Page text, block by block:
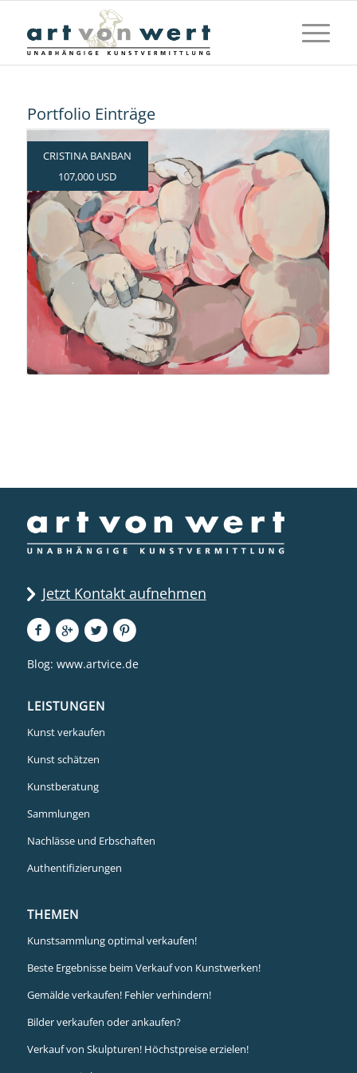
Portfolio Einträge
CRISTINA BANBAN
107,000 USD
Jetzt Kontakt aufnehmen
Blog: www.artvice.de
LEISTUNGEN
Kunst verkaufen
Kunst schätzen
Kunstberatung
Sammlungen
Nachlässe und Erbschaften
Authentifizierungen
THEMEN
Kunstsammlung optimal verkaufen!
Beste Ergebnisse beim Verkauf von Kunstwerken!
Gemälde verkaufen! Fehler verhindern!
Bilder verkaufen oder ankaufen?
Verkauf von Skulpturen! Höchstpreise erzielen!